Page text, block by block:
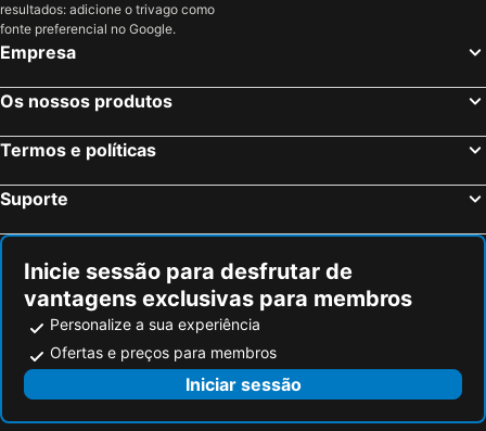
resultados: adicione o trivago como
fonte preferencial no Google.
Empresa
Os nossos produtos
Termos e políticas
Suporte
Inicie sessão para desfrutar de
vantagens exclusivas para membros
Personalize a sua experiência
Ofertas e preços para membros
Iniciar sessão